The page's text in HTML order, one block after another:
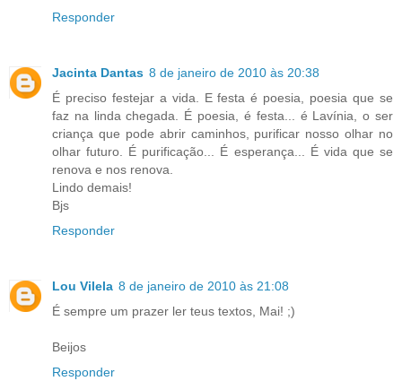
Responder
Jacinta Dantas 8 de janeiro de 2010 às 20:38
É preciso festejar a vida. E festa é poesia, poesia que se
faz na linda chegada. É poesia, é festa... é Lavínia, o ser
criança que pode abrir caminhos, purificar nosso olhar no
olhar futuro. É purificação... É esperança... É vida que se
renova e nos renova.
Lindo demais!
Bjs
Responder
Lou Vilela 8 de janeiro de 2010 às 21:08
É sempre um prazer ler teus textos, Mai! ;)
Beijos
Responder